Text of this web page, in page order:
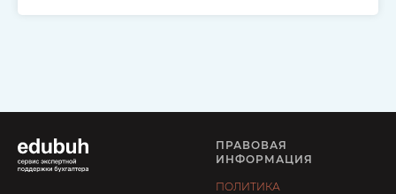
ПРАВОВАЯ
ИНФОРМАЦИЯ
ПОЛИТИКА